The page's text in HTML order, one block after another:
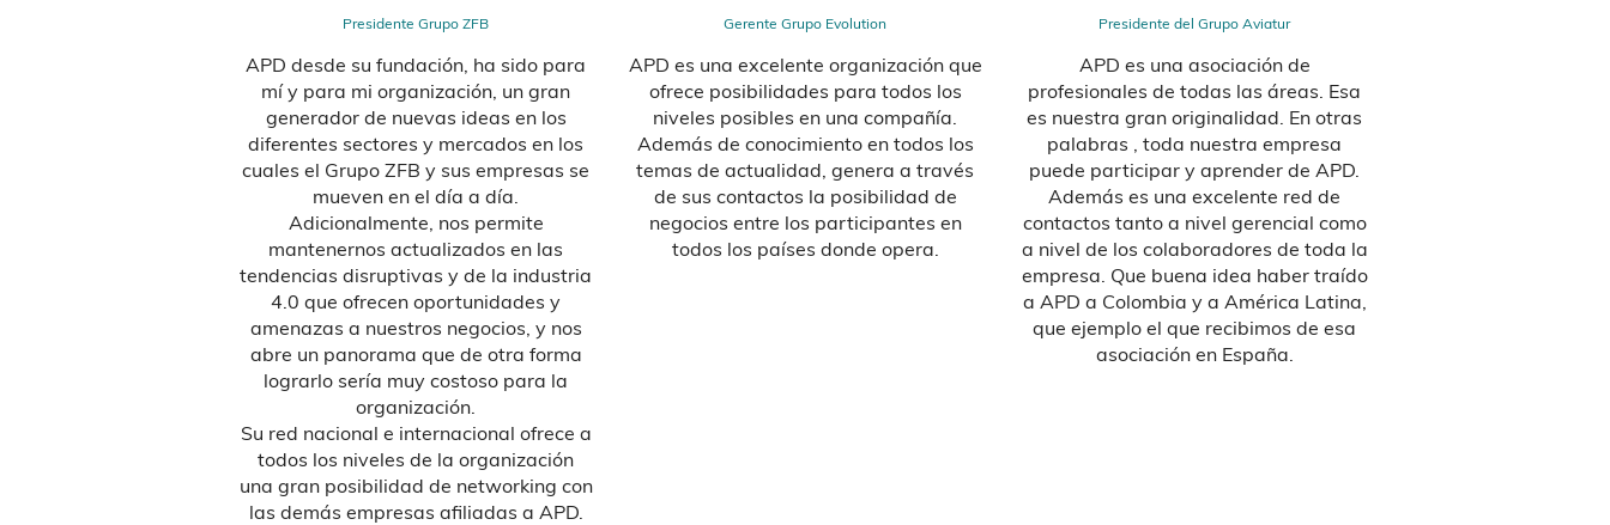
Presidente Grupo ZFB
APD desde su fundación, ha sido para
mí y para mi organización, un gran
generador de nuevas ideas en los
diferentes sectores y mercados en los
cuales el Grupo ZFB y sus empresas se
mueven en el día a día.
Adicionalmente, nos permite
mantenernos actualizados en las
tendencias disruptivas y de la industria
4.0 que ofrecen oportunidades y
amenazas a nuestros negocios, y nos
abre un panorama que de otra forma
lograrlo sería muy costoso para la
organización.
Su red nacional e internacional ofrece a
todos los niveles de la organización
una gran posibilidad de networking con
las demás empresas afiliadas a APD.
Gerente Grupo Evolution
APD es una excelente organización que
ofrece posibilidades para todos los
niveles posibles en una compañía.
Además de conocimiento en todos los
temas de actualidad, genera a través
de sus contactos la posibilidad de
negocios entre los participantes en
todos los países donde opera.
Presidente del Grupo Aviatur
APD es una asociación de
profesionales de todas las áreas. Esa
es nuestra gran originalidad. En otras
palabras , toda nuestra empresa
puede participar y aprender de APD.
Además es una excelente red de
contactos tanto a nivel gerencial como
a nivel de los colaboradores de toda la
empresa. Que buena idea haber traído
a APD a Colombia y a América Latina,
que ejemplo el que recibimos de esa
asociación en España.